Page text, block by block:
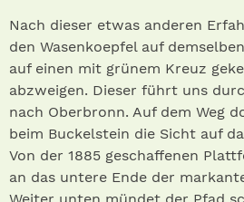
Nach dieser etwas anderen
den Wasenkoepfel auf
auf einen mit grünem Kreuz
abzweigen. Dieser führt uns
nach Oberbronn. Auf dem Weg
beim Buckelstein die Sicht auf
Von der 1885 geschaffenen
an das untere Ende der